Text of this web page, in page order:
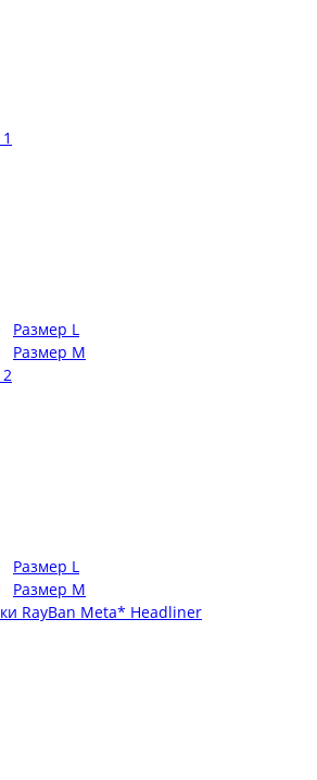
Размер L
Размер М
2
Размер L
Размер М
RayBan Meta* Headliner